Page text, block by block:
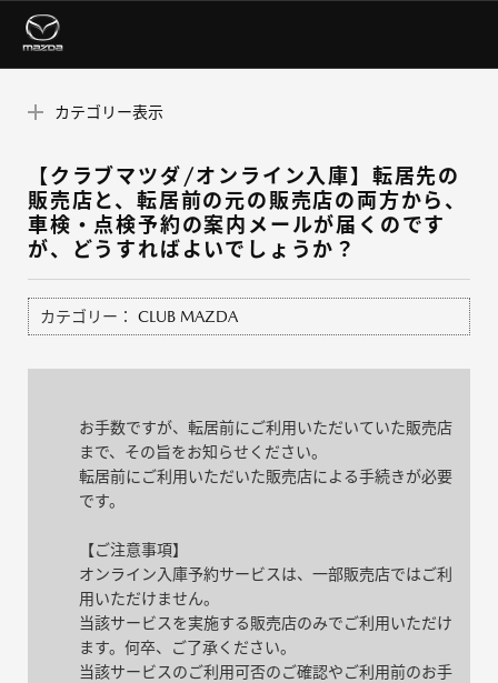
カテゴリー表示
【クラブマツダ/オンライン入庫】転居先の
販売店と、転居前の元の販売店の両方から、
車検・点検予約の案内メールが届くのです
が、どうすればよいでしょうか？
カテゴリー： CLUB MAZDA
お手数ですが、転居前にご利用いただいていた販売店
まで、その旨をお知らせください。
転居前にご利用いただいた販売店による手続きが必要
です。
【ご注意事項】
オンライン入庫予約サービスは、一部販売店ではご利
用いただけません。
当該サービスを実施する販売店のみでご利用いただけ
ます。何卒、ご了承ください。
当該サービスのご利用可否のご確認やご利用前のお手